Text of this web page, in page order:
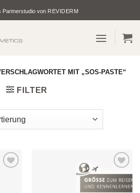
Partnerstudio von REVIDERM
MIT „SOS-PASTE“
FILTER
Zur
Wunschliste
hinzufügen